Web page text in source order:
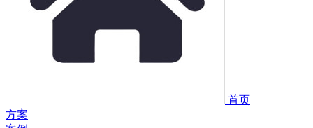
首页
方案